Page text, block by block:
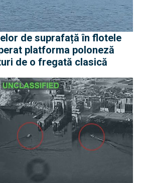
de suprafață în flotele
platforma poloneză
de o fregată clasică